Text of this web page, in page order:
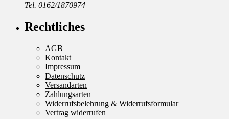
Tel. 0162/1870974
Rechtliches
AGB
Kontakt
Impressum
Datenschutz
Versandarten
Zahlungsarten
Widerrufsbelehrung & Widerrufsformular
Vertrag widerrufen